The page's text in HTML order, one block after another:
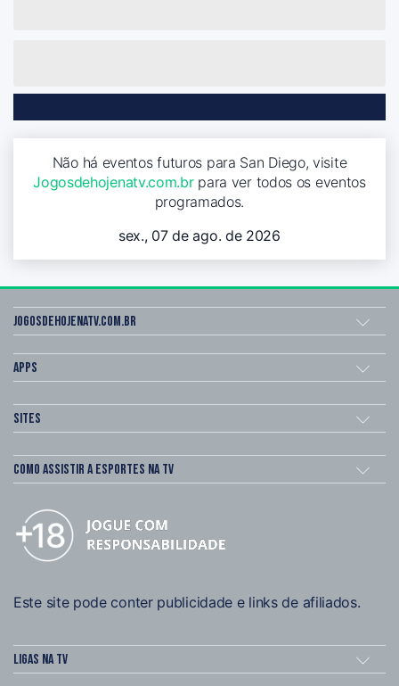
Não há eventos futuros para San Diego, visite
Jogosdehojenatv.com.brpara ver todos os eventos
programados.
sex., 07 de ago. de 2026
Jogosdehojenatv.com.br
Apps
Sites
Como assistir a esportes na TV
Este site pode conter publicidade e links de afiliados.
Ligas na TV